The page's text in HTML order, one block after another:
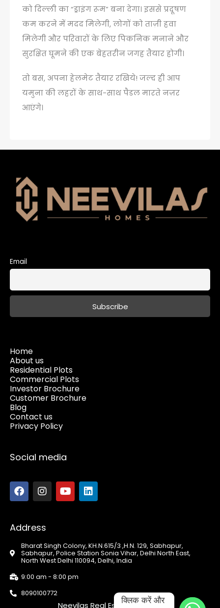
को दिल्ली का “ड्राइंग रूम” बना देगा। इससे प्रदूषण
कम करने में मदद मिलेगी, लोगों को ताज़ी हवा
मिलेगी और परिवारों के लिए पिकनिक मनाने और
सुरक्षित घूमने की एक बेहतरीन जगह तैयार होगी।
तो बस, अपना हेलमेट तैयार रखिये! जल्द ही आप
यमुना की लहरों के साथ-साथ पैडल मारते नज़र
आएंगे।
Email
Home
About us
Residential Plots
Commercial Plots
Investor Brochure
Customer Brochure
Blog
Contact us
Privacy Policy
Social media
Address
Bharat Singh Colony, KH.N.615/3 ,H.N. 129, Sabhapur,
Sabhapur, Police Station Sonia Vihar, Delhi North East,
North West Delhi 110094, Delhi, India
9:00 am - 8:00 pm
8090100772
Neevilas Real Estate Pvt. Ltd.
क्लिक करें और